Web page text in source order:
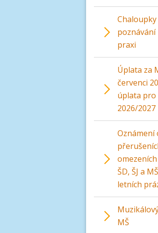
praxi
Úplata za
červenci
úplata
2026/2027
Oznámení
ŠD, ŠJ a
letních
MŠ